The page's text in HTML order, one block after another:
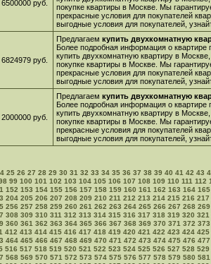
6500000 руб.
покупке квартиры в Москве. Мы
прекрасные условия для покупателей
выгодные условия для покупателей,
6824979 руб.
Предлагаем купить двухкомнатную
Более подробная информация о
купить двухкомнатную квартиру в
покупке квартиры в Москве. Мы
прекрасные условия для покупателей
выгодные условия для покупателей,
2000000 руб.
Предлагаем купить двухкомнатную
Более подробная информация о
купить двухкомнатную квартиру в
покупке квартиры в Москве. Мы
прекрасные условия для покупателей
выгодные условия для покупателей,
25 26 27 28 29 30 31 32 33 34 35 36 37 38 39 40 41 42 43
99 100 101 102 103 104 105 106 107 108 109 110 111 112
152 153 154 155 156 157 158 159 160 161 162 163 164 165
204 205 206 207 208 209 210 211 212 213 214 215 216 217
256 257 258 259 260 261 262 263 264 265 266 267 268 269
308 309 310 311 312 313 314 315 316 317 318 319 320 321
360 361 362 363 364 365 366 367 368 369 370 371 372 373
412 413 414 415 416 417 418 419 420 421 422 423 424 425
464 465 466 467 468 469 470 471 472 473 474 475 476 477
516 517 518 519 520 521 522 523 524 525 526 527 528 529
568 569 570 571 572 573 574 575 576 577 578 579 580 581